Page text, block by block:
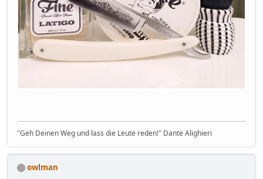
"Geh Deinen Weg und lass die Leute reden!" Dante Alighieri
owlman